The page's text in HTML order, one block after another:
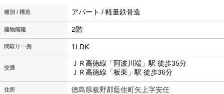
種別 / 構造 アパート / 軽量鉄骨造
建物階建 2階
間取り一例 1LDK
交通
ＪＲ高徳線「阿波川端」駅 徒歩35分
ＪＲ高徳線「板東」駅 徒歩36分
住所 徳島県板野郡藍住町矢上字安任